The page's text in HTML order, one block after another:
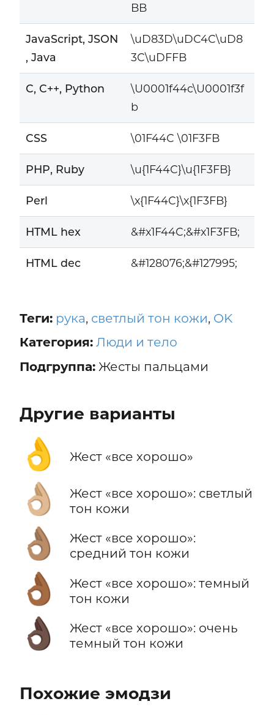
BB
JavaScript, JSON
, Java
\uD83D\uDC4C\uD8
3C\uDFFB
C, C++, Python
\U0001f44c\U0001f3f
b
CSS \01F44C \01F3FB
PHP, Ruby \u{1F44C}\u{1F3FB}
Perl \x{1F44C}\x{1F3FB}
HTML hex &#x1F44C;&#x1F3FB;
HTML dec &#128076;&#127995;
Теги: рука, светлый тон кожи, OK
Категория: Люди и тело
Подгруппа:Жесты пальцами
Другие варианты
👌 Жест «все хорошо»
👌🏼
Жест «все хорошо»: светлый
тон кожи
👌🏽
Жест «все хорошо»:
средний тон кожи
👌🏾
Жест «все хорошо»: темный
тон кожи
👌🏿
Жест «все хорошо»: очень
темный тон кожи
Похожие эмодзи